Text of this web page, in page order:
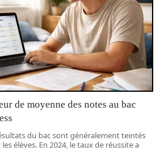
de moyenne des notes au bac
du bac sont généralement teintés
élèves. En 2024, le taux de réussite a